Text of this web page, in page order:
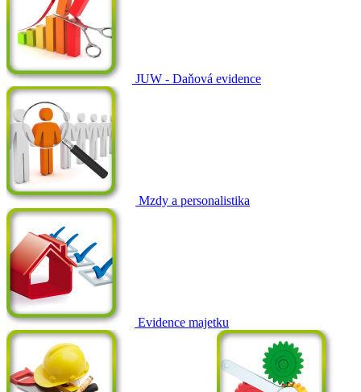
JUW - Daňová evidence
Mzdy a personalistika
Evidence majetku